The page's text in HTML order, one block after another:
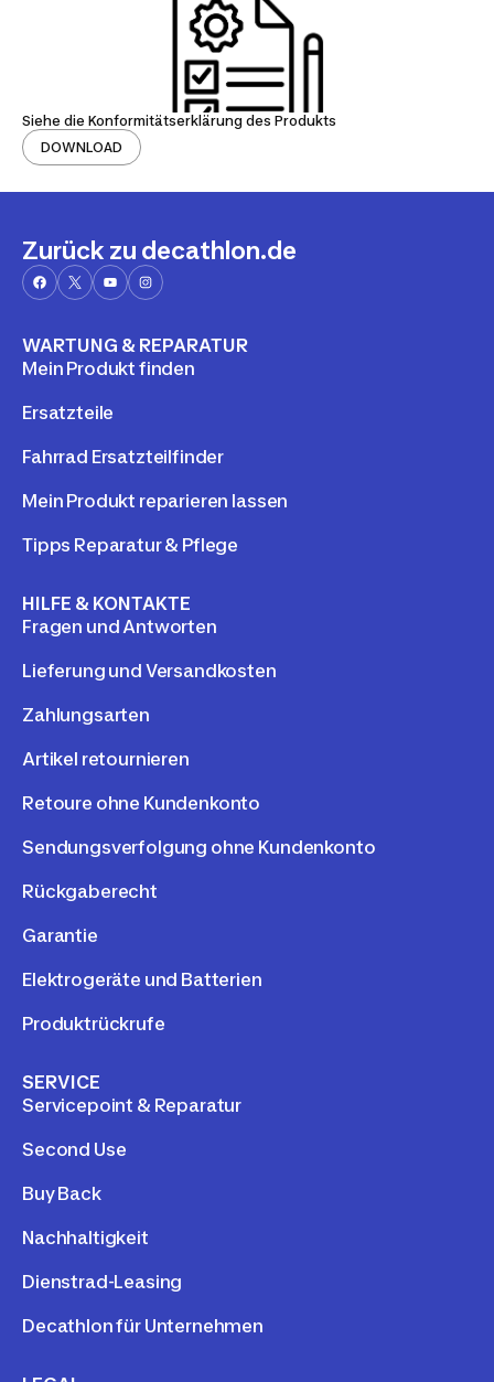
Siehe die Konformitätserklärung des Produkts
DOWNLOAD
Zurück zu decathlon.de
WARTUNG & REPARATUR
Mein Produkt finden
Ersatzteile
Fahrrad Ersatzteilfinder
Mein Produkt reparieren lassen
Tipps Reparatur & Pflege
HILFE & KONTAKTE
Fragen und Antworten
Lieferung und Versandkosten
Zahlungsarten
Artikel retournieren
Retoure ohne Kundenkonto
Sendungsverfolgung ohne Kundenkonto
Rückgaberecht
Garantie
Elektrogeräte und Batterien
Produktrückrufe
SERVICE
Servicepoint & Reparatur
Second Use
Buy Back
Nachhaltigkeit
Dienstrad-Leasing
Decathlon für Unternehmen